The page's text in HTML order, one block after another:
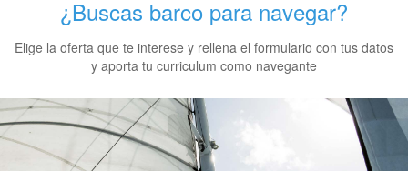
¿Buscas barco para navegar?
Elige la oferta que te interese y rellena el formulario con tus datos
y aporta tu curriculum como navegante